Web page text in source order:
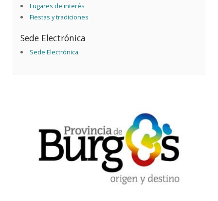
Lugares de interés
Fiestas y tradiciones
Sede Electrónica
Sede Electrónica